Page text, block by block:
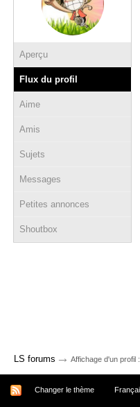
Aperçu
Flux du profil
Aime
Amis
Sujets
Messages
Petites annonces
Shoutbox
LS forums → Affichage d'un profil
Changer le thème